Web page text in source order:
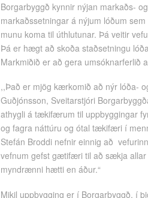
Borgarbyggð kynnir nýjan markaðs-
markaðssetningar á nýjum lóðum
munu koma til úthlutunar. Þá veitir
Þá er hægt að skoða staðsetningu
Markmiðið er að gera umsóknarferlið
,,Það er mjög kærkomið að nýr lóða-
Guðjónsson, Sveitarstjóri
athygli á tækifærum til uppbyggingar
og fagra náttúru og ótal tækifæri í
Stefán Broddi nefnir einnig að
vefnum gefst gætifæri til að sækja allar
myndrænni hætti en áður.“
Mikil uppbygging er í Borgarbyggð, í